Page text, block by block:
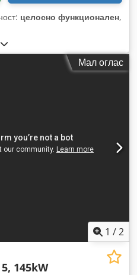
целосно функционален,
Мал оглас
1 /2
145kW